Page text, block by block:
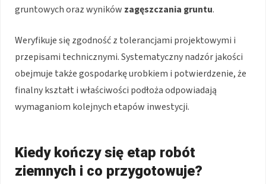
gruntowych oraz wyników zagęszczania gruntu.
Weryfikuje się zgodność z tolerancjami projektowymi i
przepisami technicznymi. Systematyczny nadzór jakości
obejmuje także gospodarkę urobkiem i potwierdzenie, że
finalny kształt i właściwości podłoża odpowiadają
wymaganiom kolejnych etapów inwestycji.
Kiedy kończy się etap robót
ziemnych i co przygotowuje?